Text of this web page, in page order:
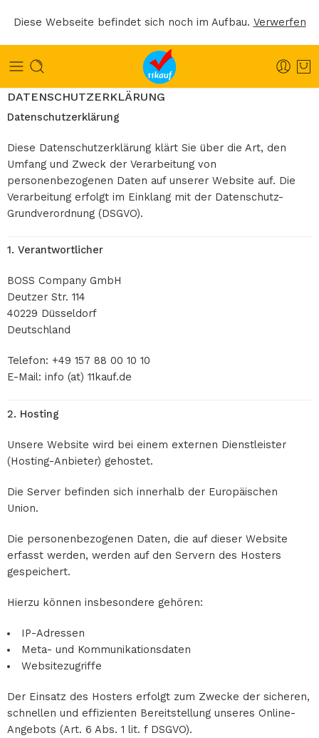
Diese Webseite befindet sich noch im Aufbau. Verwerfen
DATENSCHUTZERKLÄRUNG
Datenschutzerklärung
Diese Datenschutzerklärung klärt Sie über die Art, den
Umfang und Zweck der Verarbeitung von
personenbezogenen Daten auf unserer Website auf. Die
Verarbeitung erfolgt im Einklang mit der Datenschutz-
Grundverordnung (DSGVO).
1. Verantwortlicher
BOSS Company GmbH
Deutzer Str. 114
40229 Düsseldorf
Deutschland
Telefon: +49 157 88 00 10 10
E-Mail: info (at) 11kauf.de
2. Hosting
Unsere Website wird bei einem externen Dienstleister
(Hosting-Anbieter) gehostet.
Die Server befinden sich innerhalb der Europäischen
Union.
Die personenbezogenen Daten, die auf dieser Website
erfasst werden, werden auf den Servern des Hosters
gespeichert.
Hierzu können insbesondere gehören:
IP-Adressen
Meta- und Kommunikationsdaten
Websitezugriffe
Der Einsatz des Hosters erfolgt zum Zwecke der sicheren,
schnellen und effizienten Bereitstellung unseres Online-
Angebots (Art. 6 Abs. 1 lit. f DSGVO).